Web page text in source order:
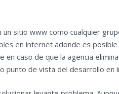
sitio www como cualquier
en internet adonde es
en caso de que la agencia
de vista del desarrollo